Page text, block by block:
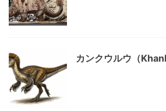
カンクウルウ（